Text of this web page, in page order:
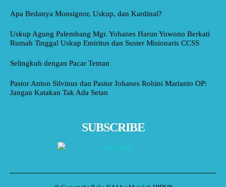
Apa Bedanya Monsignor, Uskup, dan Kardinal?
Uskup Agung Palembang Mgr. Yohanes Harun Yuwono Berkati
Rumah Tinggal Uskup Emiritus dan Suster Misionaris CCSS
Selingkuh dengan Pacar Teman
Pastor Anton Silvinus dan Pastor Johanes Robini Marianto OP:
Jangan Katakan Tak Ada Setan
SUBSCRIBE